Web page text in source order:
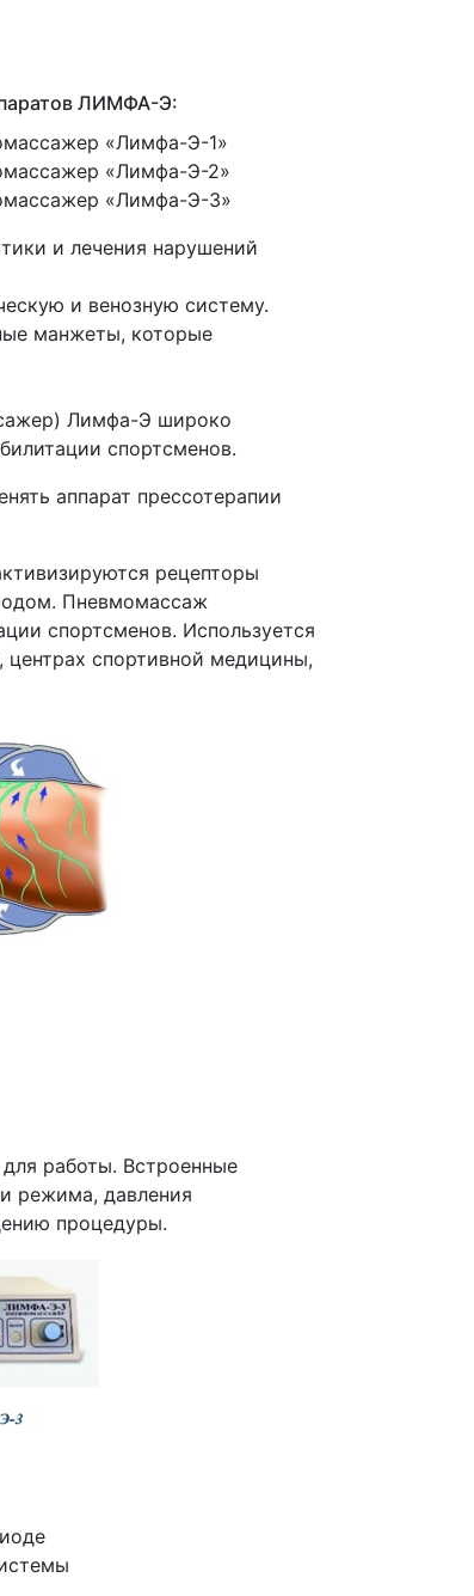
ЛИМФА-Э:
«Лимфа-Э-1»
«Лимфа-Э-2»
«Лимфа-Э-3»
и лечения нарушений
и венозную систему.
манжеты, которые
) Лимфа-Э широко
спортсменов.
аппарат прессотерапии
рецепторы
Пневмомассаж
спортсменов. Используется
центрах спортивной медицины,
работы. Встроенные
режима, давления
процедуры.